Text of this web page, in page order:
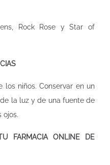
Rock Rose y Star of
los niños. Conservar en un
la luz y de una fuente de
ojos.
FARMACIA ONLINE DE